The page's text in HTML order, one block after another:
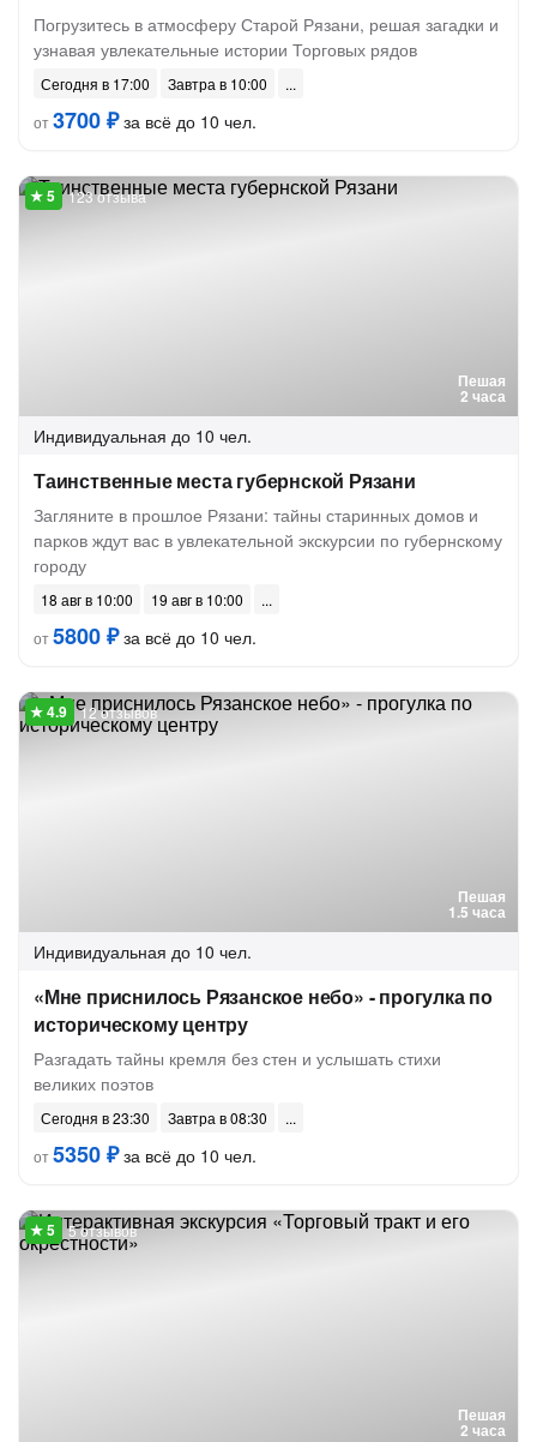
Погрузитесь в атмосферу Старой Рязани, решая загадки и
узнавая увлекательные истории Торговых рядов
Сегодня в 17:00
Завтра в 10:00
от3700 ₽за всё до 10 чел.
Пешая
2 часа
123 отзыва
Индивидуальная до 10 чел.
Таинственные места губернской Рязани
Загляните в прошлое Рязани: тайны старинных домов и
парков ждут вас в увлекательной экскурсии по губернскому
городу
18 авг в 10:00
19 авг в 10:00
от5800 ₽за всё до 10 чел.
Пешая
1.5 часа
12 отзывов
Индивидуальная до 10 чел.
«Мне приснилось Рязанское небо» - прогулка по
историческому центру
Разгадать тайны кремля без стен и услышать стихи
великих поэтов
Сегодня в 23:30
Завтра в 08:30
от5350 ₽за всё до 10 чел.
Пешая
2 часа
5 отзывов